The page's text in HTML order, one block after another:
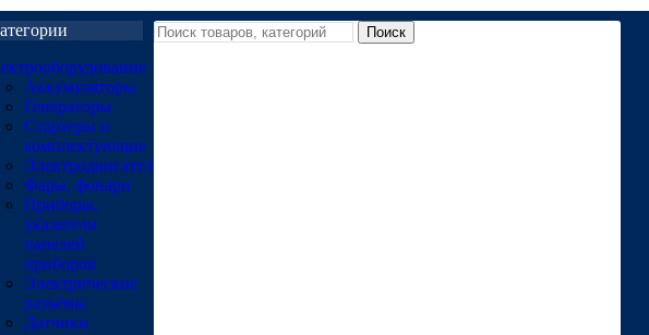
Аккумуляторы
Генераторы
Стартеры и
комплектующие
Электродвигатели
Фары, фонари
Приборы,
указатели
панелей
приборов
Электрические
разъёмы
Датчики
Поиск